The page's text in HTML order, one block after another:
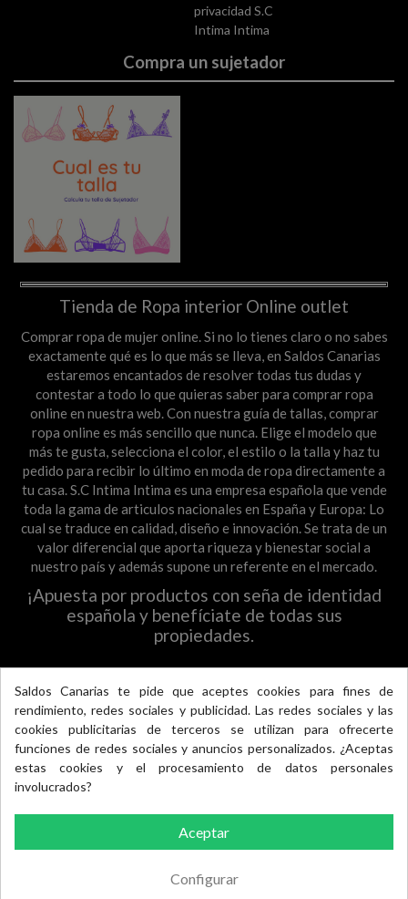
privacidad S.C
Intima Intima
Compra un sujetador
Tienda de Ropa interior Online outlet
Comprar ropa de mujer online. Si no lo tienes claro o no sabes
exactamente qué es lo que más se lleva, en Saldos Canarias
estaremos encantados de resolver todas tus dudas y
contestar a todo lo que quieras saber para comprar ropa
online en nuestra web. Con nuestra guía de tallas, comprar
ropa online es más sencillo que nunca. Elige el modelo que
más te gusta, selecciona el color, el estilo o la talla y haz tu
pedido para recibir lo último en moda de ropa directamente a
tu casa. S.C Intima Intima es una empresa española que vende
toda la gama de articulos nacionales en España y Europa: Lo
cual se traduce en calidad, diseño e innovación. Se trata de un
valor diferencial que aporta riqueza y bienestar social a
nuestro país y además supone un referente en el mercado.
¡Apuesta por productos con seña de identidad
española y benefíciate de todas sus
propiedades.
Pago 100% seguro, si llevas móvil, llevas Bizum
×
Excelente
Saldos Canarias te pide que aceptes cookies para fines de
rendimiento, redes sociales y publicidad. Las redes sociales y las
cookies publicitarias de terceros se utilizan para ofrecerte
funciones de redes sociales y anuncios personalizados. ¿Aceptas
estas cookies y el procesamiento de datos personales
involucrados?
Aceptar
Configurar